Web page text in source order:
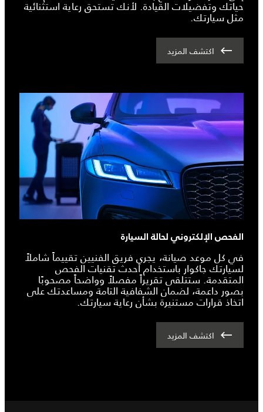
حياتك وتفضيلات القيادة. لأنك تستحق رعاية استثنائية
مثل سيارتك.
اكتشف المزيد
الفحص الإلكتروني لحالة السيارة
في كل موعد صيانة، يجري فريق الفنيين تقييماً شاملاً
لسيارتك جاكوار باستخدام أحدث تقنيات الفحص
المتقدمة. ستتلقى تقريراً مفصلاً وواضحاً مصحوبًا
بصور داعمة، لضمان الشفافية التامة ومساعدتك على
اتخاذ قرارات مستنيرة بشأن رعاية سيارتك.
اكتشف المزيد